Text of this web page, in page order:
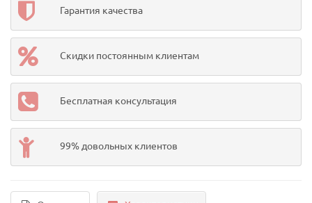
Гарантия качества
Скидки постоянным клиентам
Бесплатная консультация
99% довольных клиентов